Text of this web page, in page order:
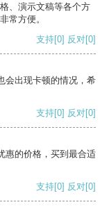
、演示文稿等各个方
常方便。
支持[0] 反对[0]
会出现卡顿的情况，希
支持[0] 反对[0]
惠的价格，买到最合适
支持[0] 反对[0]